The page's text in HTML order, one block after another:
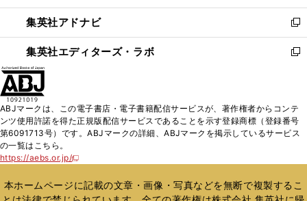
開
く
ウ
で
開
く
ン
ド
ウ
で
ウ
ィ
ン
ド
く
集英社アドナビ
新
し
い
ド
ウ
で
集英社エディターズ・ラボ
新
ィ
ン
ド
開
く
ABJマークは、この電子書店・電子書籍配信サービスが、著作権者からコンテ
ンツ使用許諾を得た正規版配信サービスであることを示す登録商標（登録番号
第6091713号）です。ABJマークの詳細、ABJマークを掲示しているサービス
の一覧はこちら。
https://aebs.or.jp/
新
い
ウ
本ホームページに記載の文章・画像・写真などを無断で複製するこ